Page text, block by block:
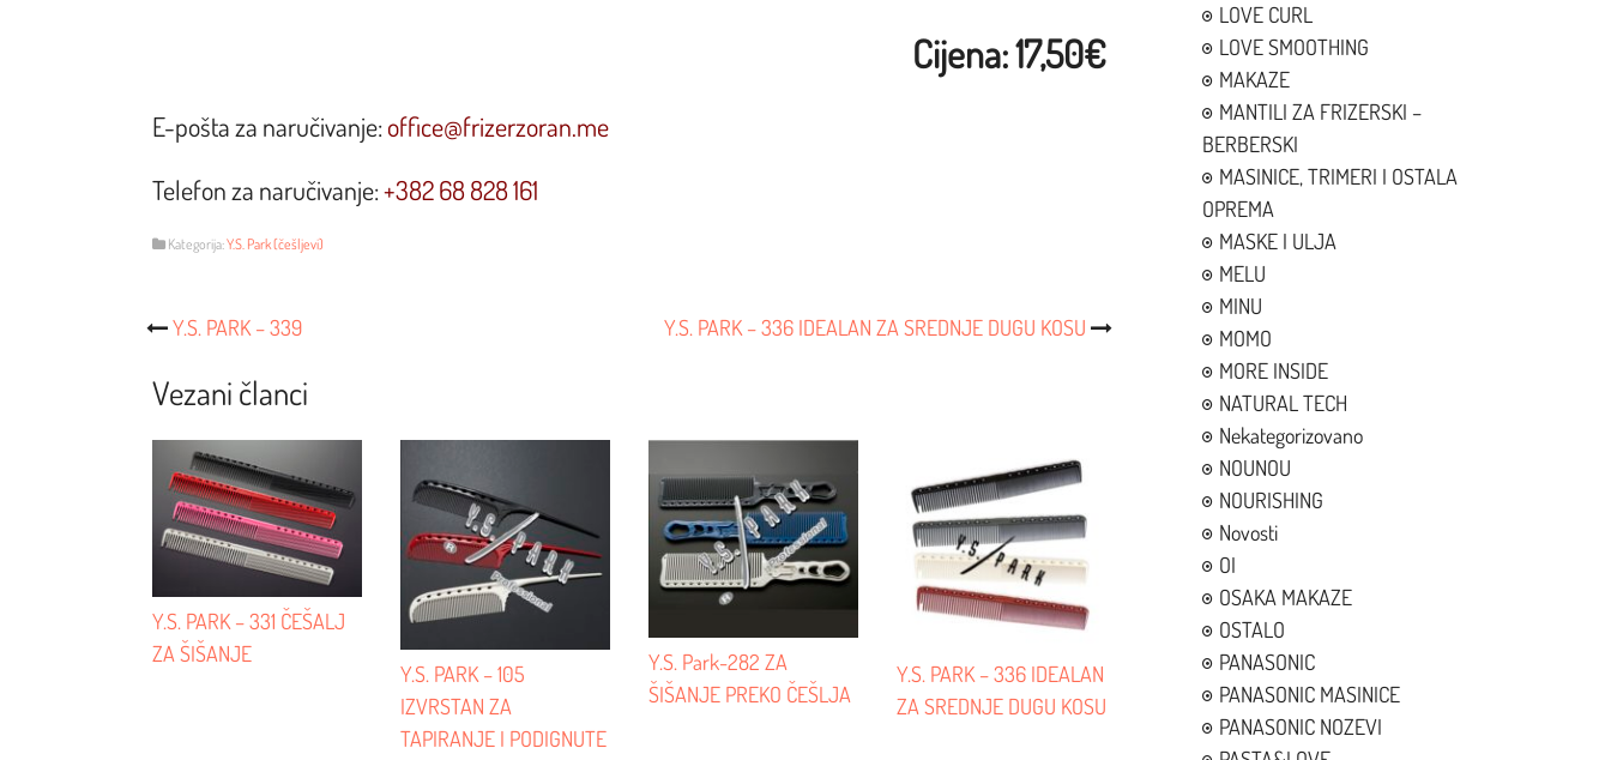
Cijena: 17,50€
E-pošta za naručivanje:office@frizerzoran.me
Telefon za naručivanje:+382 68 828 161
Kategorija:Y.S. Park (češljevi)
Post
Navigacija
Y.S. PARK – 339 Y.S. PARK – 336 IDEALAN ZA SREDNJE DUGU KOSU
Vezani članci
Y.S. PARK – 331 ČEŠALJ
ZA ŠIŠANJE
Y.S. PARK – 105
IZVRSTAN ZA
TAPIRANJE I PODIGNUTE
Y.S. Park-282 ZA
ŠIŠANJE PREKO ČEŠLJA
Y.S. PARK – 336 IDEALAN
ZA SREDNJE DUGU KOSU
LOVE CURL
LOVE SMOOTHING
MAKAZE
MANTILI ZA FRIZERSKI –
BERBERSKI
MASINICE, TRIMERI I OSTALA
OPREMA
MASKE I ULJA
MELU
MINU
MOMO
MORE INSIDE
NATURAL TECH
Nekategorizovano
NOUNOU
NOURISHING
Novosti
OI
OSAKA MAKAZE
OSTALO
PANASONIC
PANASONIC MASINICE
PANASONIC NOZEVI